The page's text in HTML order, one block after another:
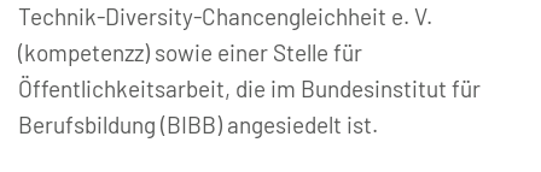
Technik-Diversity-Chancengleichheit e. V.
(kompetenzz) sowie einer Stelle für
Öffentlichkeitsarbeit, die im Bundesinstitut für
Berufsbildung (BIBB) angesiedelt ist.